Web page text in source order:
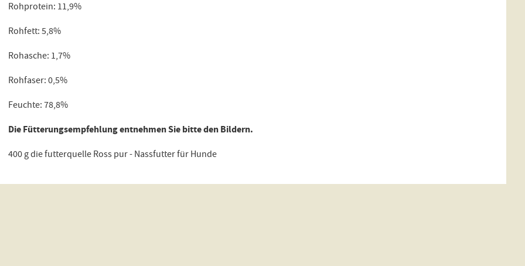
Rohprotein: 11,9%
Rohfett: 5,8%
Rohasche: 1,7%
Rohfaser: 0,5%
Feuchte: 78,8%
Die Fütterungsempfehlung entnehmen Sie bitte den Bildern.
400 g die futterquelle Ross pur - Nassfutter für Hunde